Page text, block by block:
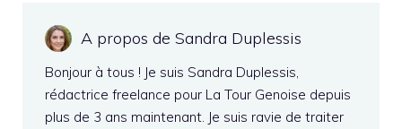
A propos de Sandra Duplessis
Bonjour à tous ! Je suis Sandra Duplessis,
rédactrice freelance pour La Tour Genoise depuis
plus de 3 ans maintenant. Je suis ravie de traiter